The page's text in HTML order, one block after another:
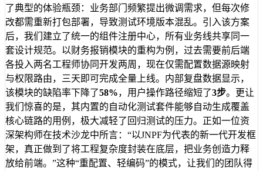
了典型的体验瓶颈：业务部门频繁提出微调需求，但每次修
改都需重新打包部署，导致测试环境版本混乱。引入该方案
后，我们建立了统一的组件注册中心，所有业务线共享同一
套设计规范。以财务报销模块的重构为例，过去需要前后端
各投入两名工程师协同开发两周，现在仅需配置数据源映射
与权限路由，三天即可完成全量上线。内部复盘数据显示，
该模块的缺陷率下降了58%，用户操作路径缩短了3步。更让
我们惊喜的是，其内置的自动化测试套件能够自动生成覆盖
核心链路的用例，极大减轻了回归测试的压力。正如一位资
深架构师在技术沙龙中所言：“以JNPF为代表的新一代开发框
架，真正做到了将工程复杂度封装在底层，把业务创造力释
放给前端。”这种“重配置、轻编码”的模式，让我们的团队得